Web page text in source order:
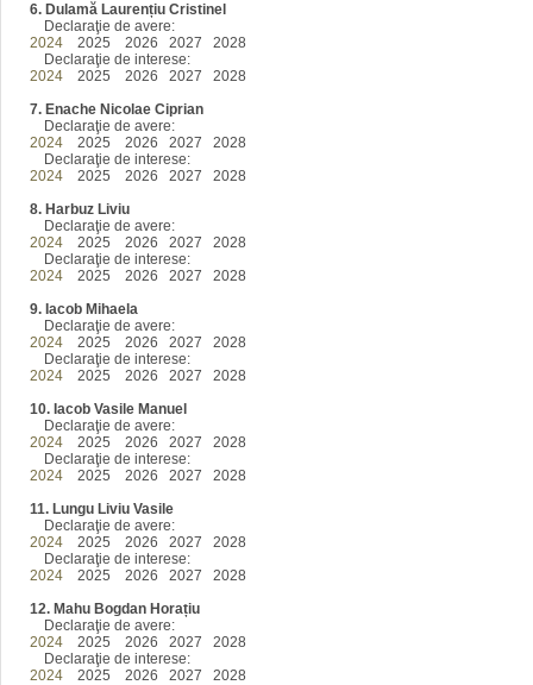
6. Dulamă Laurențiu Cristinel
Declaraţie de avere:
2024 2025 2026 2027 2028
Declaraţie de interese:
2024 2025 2026 2027 2028
7. Enache Nicolae Ciprian
Declaraţie de avere:
2024 2025 2026 2027 2028
Declaraţie de interese:
2024 2025 2026 2027 2028
8. Harbuz Liviu
Declaraţie de avere:
2024 2025 2026 2027 2028
Declaraţie de interese:
2024 2025 2026 2027 2028
9. Iacob Mihaela
Declaraţie de avere:
2024 2025 2026 2027 2028
Declaraţie de interese:
2024 2025 2026 2027 2028
10. Iacob Vasile Manuel
Declaraţie de avere:
2024 2025 2026 2027 2028
Declaraţie de interese:
2024 2025 2026 2027 2028
11. Lungu Liviu Vasile
Declaraţie de avere:
2024 2025 2026 2027 2028
Declaraţie de interese:
2024 2025 2026 2027 2028
12. Mahu Bogdan Horațiu
Declaraţie de avere:
2024 2025 2026 2027 2028
Declaraţie de interese:
2024 2025 2026 2027 2028